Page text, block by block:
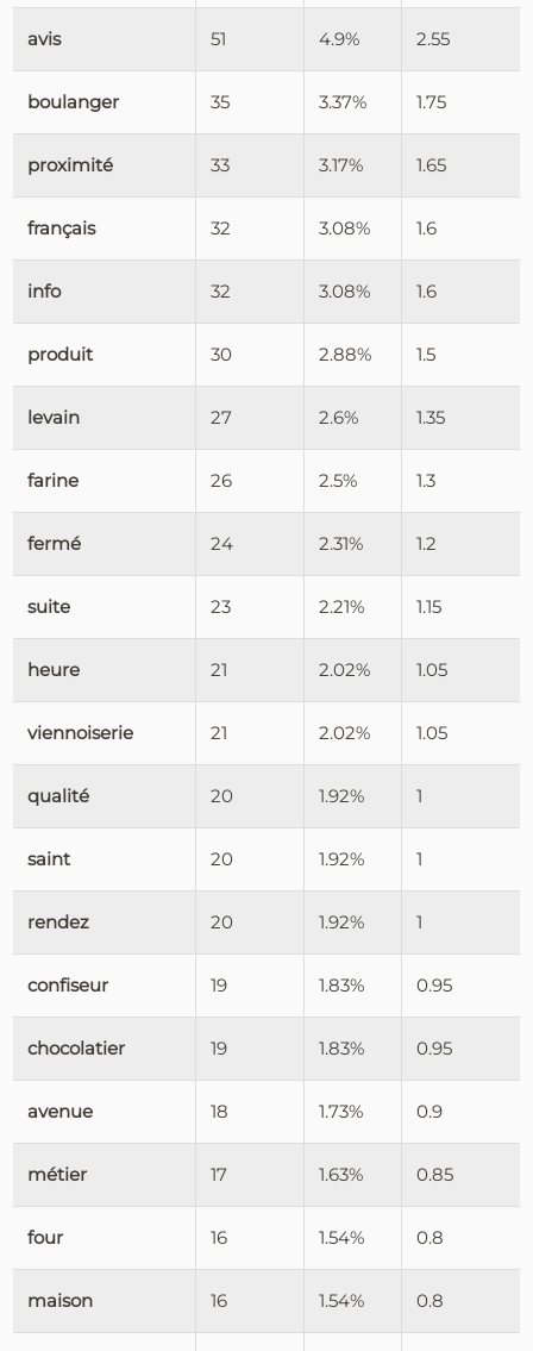
avis 51 4.9% 2.55
boulanger 35 3.37% 1.75
proximité 33 3.17% 1.65
français 32 3.08% 1.6
info 32 3.08% 1.6
produit 30 2.88% 1.5
levain 27 2.6% 1.35
farine 26 2.5% 1.3
fermé 24 2.31% 1.2
suite 23 2.21% 1.15
heure 21 2.02% 1.05
viennoiserie 21 2.02% 1.05
qualité 20 1.92% 1
saint 20 1.92% 1
rendez 20 1.92% 1
confiseur 19 1.83% 0.95
chocolatier 19 1.83% 0.95
avenue 18 1.73% 0.9
métier 17 1.63% 0.85
four 16 1.54% 0.8
maison 16 1.54% 0.8